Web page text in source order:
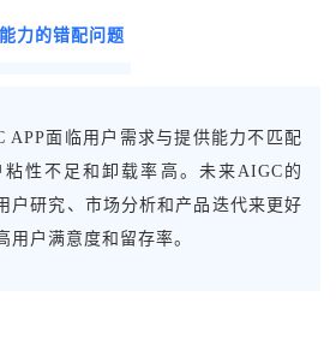
力的错配问题
APP面临用户需求与提供能力不匹配
性不足和卸载率高。未来AIGC的
户研究、市场分析和产品迭代来更好
用户满意度和留存率。